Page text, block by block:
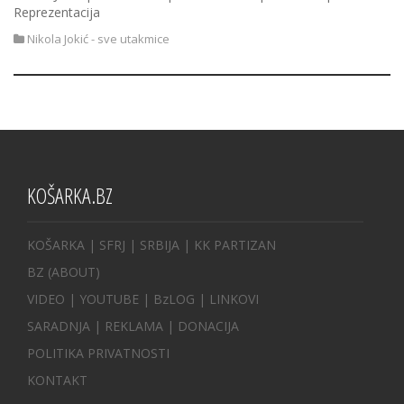
Reprezentacija
Nikola Jokić - sve utakmice
KOŠARKA.BZ
KOŠARKA | SFRJ | SRBIJA | KK PARTIZAN
BZ (ABOUT)
VIDEO | YOUTUBE | BzLOG | LINKOVI
SARADNJA | REKLAMA | DONACIJA
POLITIKA PRIVATNOSTI
KONTAKT